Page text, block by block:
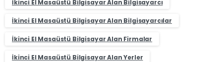
İkinci El Masaüstü Bilgisayar Alan Bilgisayarcı
İkinci El Masaüstü Bilgisayar Alan Bilgisayarcılar
İkinci El Masaüstü Bilgisayar Alan Firmalar
İkinci El Masaüstü Bilgisayar Alan Yerler